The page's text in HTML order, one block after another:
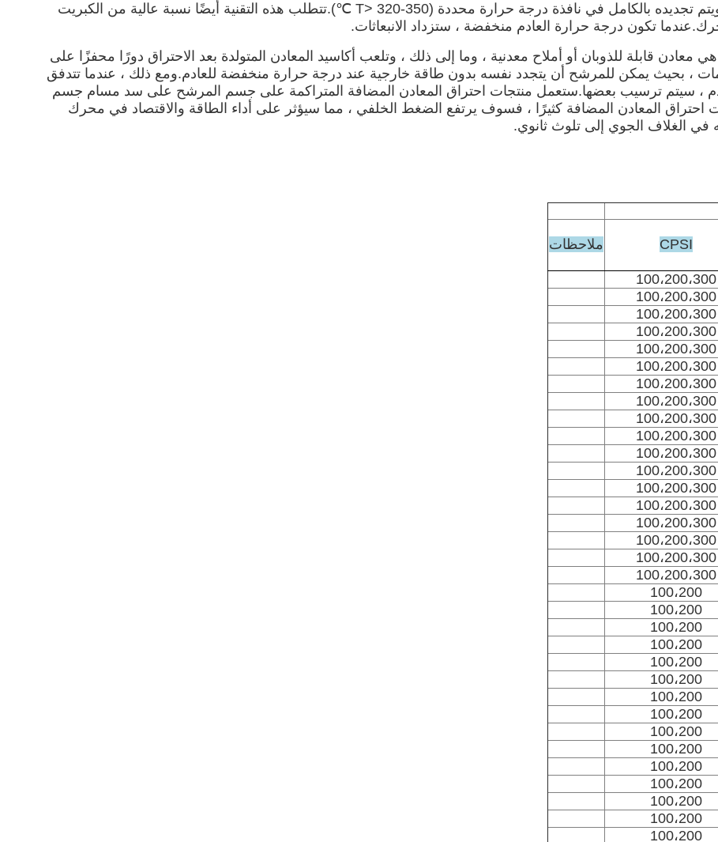
يحترق عند درجة حرارة العادم العادية لمحرك الديزل ويتم تجديده بالكامل في نافذة درجة حرارة محددة (T> 320-350 ℃).تتطلب هذه التقنية أيضًا نسبة عالية من الكبريت
تكون درجة حرارة العادم منخفضة ، ستزداد الانبعاثات.
قابلة للذوبان أو أملاح معدنية ، وما إلى ذلك ، وتلعب أكاسيد المعادن المتولدة بعد الاحتراق دورًا محفزًا على
، بحيث يمكن للمرشح أن يتجدد نفسه بدون طاقة خارجية عند درجة حرارة منخفضة للعادم.ومع ذلك ، عندما تتدفق
، سيتم ترسيب بعضها.ستعمل منتجات احتراق المعادن المضافة المتراكمة على جسم المرشح على سد مسام جسم
المعادن المضافة كثيرًا ، فسوف يرتفع الضغط الخلفي ، مما سيؤثر على أداء الطاقة والاقتصاد في محرك
في الغلاف الجوي إلى تلوث ثانوي.
CPSI ملاحظات
100،200،300
100،200،300
100،200،300
100،200،300
100،200،300
100،200،300
100،200،300
100،200،300
100،200،300
100،200،300
100،200،300
100،200،300
100،200،300
100،200،300
100،200،300
100،200،300
100،200،300
100،200،300
100،200
100،200
100،200
100،200
100،200
100،200
100،200
100،200
100،200
100،200
100،200
100،200
100،200
100،200
100،200